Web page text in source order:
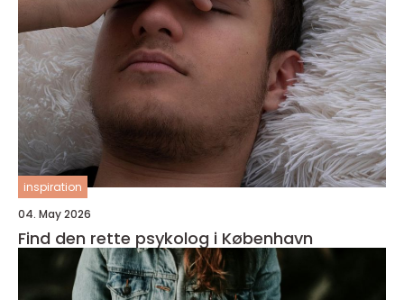
inspiration
04. May 2026
Find den rette psykolog i København